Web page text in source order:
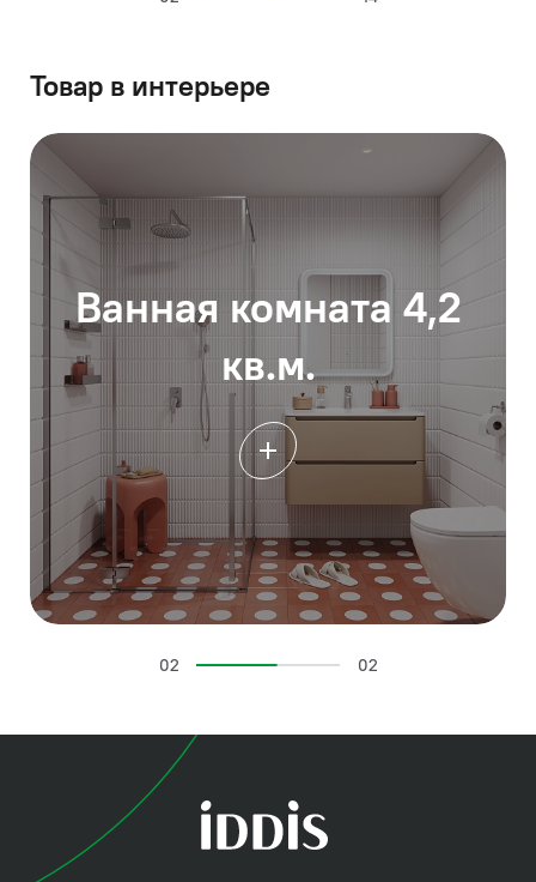
Товар в интерьере
Ванная комната 4,2
кв.м.
02 02